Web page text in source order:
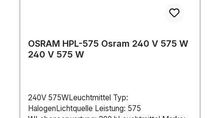
OSRAM HPL-575 Osram 240 V 575 W
240 V 575 W
240V 575WLeuchtmittel Typ:
HalogenLichtquelle Leistung: 575